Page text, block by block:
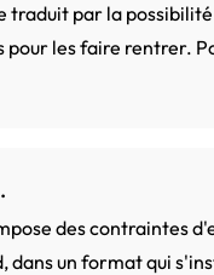
traduit par la
les faire rentrer.
des contraintes
dans un format qui